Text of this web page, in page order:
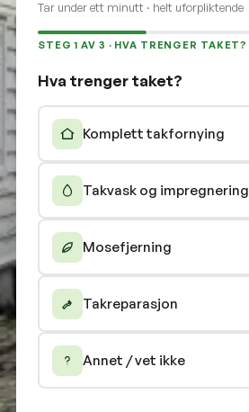
Tar under ett minutt · helt uforpliktende
STEG 1 AV 3 · HVA TRENGER TAKET?
Hva trenger taket?
Komplett takfornying
Takvask og impregnering
Mosefjerning
Takreparasjon
Annet / vet ikke